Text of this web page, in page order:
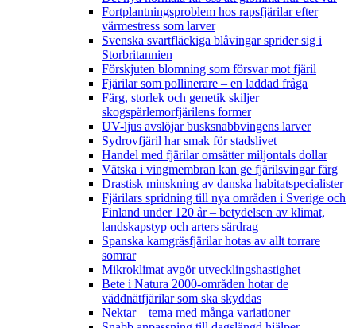
Fortplantningsproblem hos rapsfjärilar efter
värmestress som larver
Svenska svartfläckiga blåvingar sprider sig i
Storbritannien
Förskjuten blomning som försvar mot fjäril
Fjärilar som pollinerare – en laddad fråga
Färg, storlek och genetik skiljer
skogspärlemorfjärilens former
UV-ljus avslöjar busksnabbvingens larver
Sydrovfjäril har smak för stadslivet
Handel med fjärilar omsätter miljontals dollar
Vätska i vingmembran kan ge fjärilsvingar färg
Drastisk minskning av danska habitatspecialister
Fjärilars spridning till nya områden i Sverige och
Finland under 120 år– betydelsen av klimat,
landskapstyp och arters särdrag
Spanska kamgräsfjärilar hotas av allt torrare
somrar
Mikroklimat avgör utvecklingshastighet
Bete i Natura 2000-områden hotar de
väddnätfjärilar som ska skyddas
Nektar – tema med många variationer